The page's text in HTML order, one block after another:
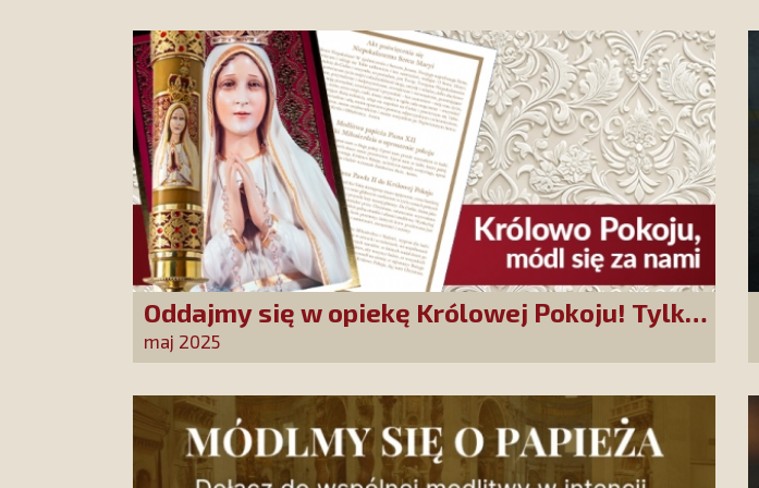
Oddajmy się w opiekę Królowej Pokoju! Tylko
Niepokalana może nas uratować!
maj 2025